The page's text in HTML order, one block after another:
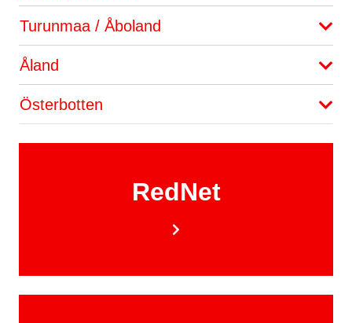
Turunmaa / Åboland
Åland
Österbotten
RedNet